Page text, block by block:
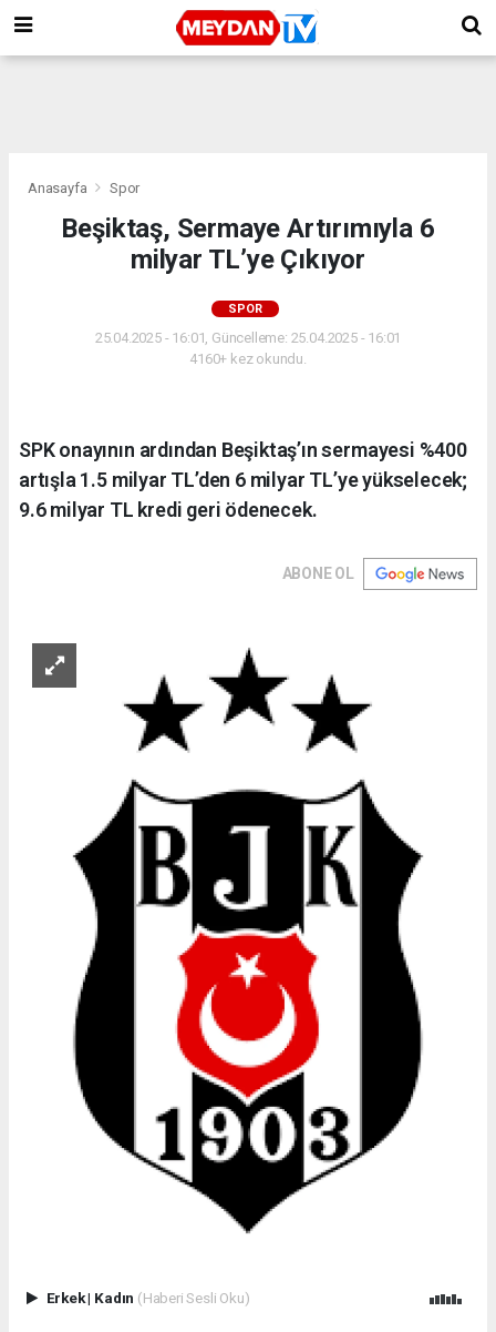
Anasayfa Spor
Beşiktaş, Sermaye Artırımıyla 6
milyar TL’ye Çıkıyor
SPOR
25.04.2025 - 16:01, Güncelleme: 25.04.2025 - 16:01
4160+ kez okundu.
SPK onayının ardından Beşiktaş’ın sermayesi %400
artışla 1.5 milyar TL’den 6 milyar TL’ye yükselecek;
9.6 milyar TL kredi geri ödenecek.
ABONE OL
Erkek| Kadın (Haberi Sesli Oku)